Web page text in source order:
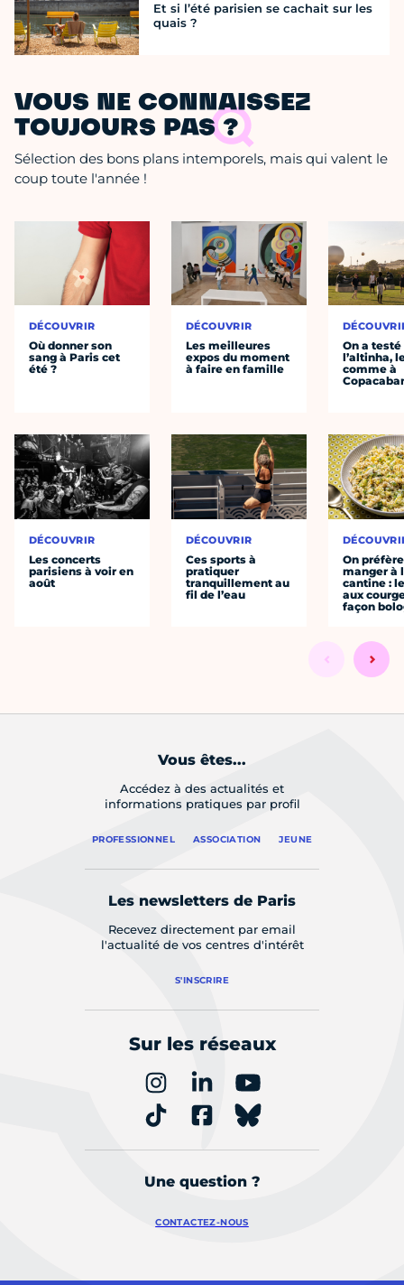
Et si l’été parisien se cachait sur les
quais ?
VOUS NE CONNAISSEZ
TOUJOURS PAS ?
Sélection des bons plans intemporels, mais qui valent le
coup toute l'année !
DÉCOUVRIR
Où donner son
sang à Paris cet
été ?
DÉCOUVRIR
Les concerts
parisiens à voir en
août
DÉCOUVRIR
Les meilleures
expos du moment
à faire en famille
DÉCOUVRIR
Ces sports à
pratiquer
tranquillement au
fil de l’eau
On a testé
l’altinha,
comme à
On préfère
manger à
cantine :
aux
façon
Vous êtes...
Accédez à des actualités et
informations pratiques par profil
PROFESSIONNEL ASSOCIATION JEUNE
Les newsletters de Paris
Recevez directement par email
l'actualité de vos centres d'intérêt
S'INSCRIRE
Sur les réseaux
Une question ?
CONTACTEZ-NOUS